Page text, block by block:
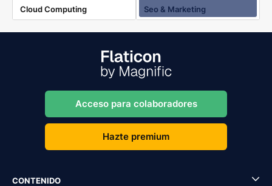
Cloud Computing Seo & Marketing
Acceso para colaboradores
Hazte premium
CONTENIDO